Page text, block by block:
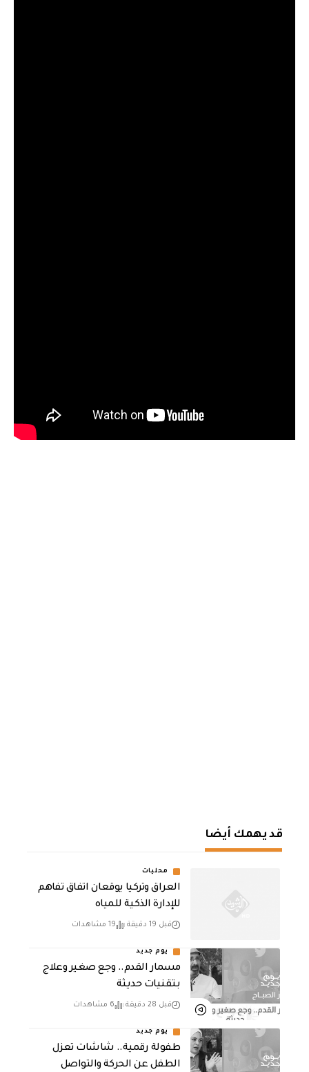
قد يهمك أيضا
محليات
العراق وتركيا يوقعان اتفاق تفاهم
للإدارة الذكية للمياه
قبل 19 دقيقة 19 مشاهدات
يوم جديد
مسمار القدم.. وجع صغير وعلاج
بتقنيات حديثة
قبل 28 دقيقة 6 مشاهدات
يوم جديد
طفولة رقمية.. شاشات تعزل
الطفل عن الحركة والتواصل